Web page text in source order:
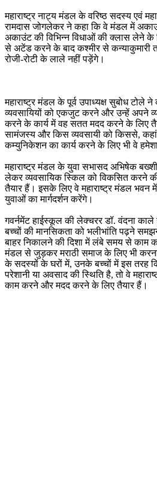
महाराष्ट्र नाट्य मंडल के वरिष्ठ सदस्य एवं
रामदास जोगलेकर ने कहा कि वे मंडल में
अकाउंट की विभिन्न विधाओं की क्लास लेने
से अटेंड करने के बाद कश्मीर से कन्याकुमारी
रोजी-रोटी के लाले नहीं पड़ेंगे।
महाराष्ट्र मंडल के पूर्व उपाध्यक्ष सुबोध टोले
व्यवसायियों को एकजुट करने और उन्हें अपने
करने के कार्य में वह सतत मदद करने के लिए
सामंजस्य और किस व्यवसायी को किससे,
कम्युनिकेशन का कार्य करने के लिए भी वे
महाराष्ट्र मंडल के युवा सभासद अभिषेक
लेकर व्यवसायिक स्किल को विकसित करने
तैयार हैं। इसके लिए वे महाराष्ट्र मंडल भवन
युवाओं का मार्गदर्शन करेंगे।
गवर्नमेंट हाईस्कूल की लेक्चरर डॉ. वंदना
बच्चों की मानसिकता को भलीभांति पढ़ने
बाहर निकालने की दिशा में लंबे समय से काम
मंडल से जुड़कर मराठी समाज के लिए भी करना
के सदस्यों के घरों में, उनके बच्चों में इस तरह
परेशानी या अवसाद की स्थिति है, तो वे
काम करने और मदद करने के लिए तैयार हैं।